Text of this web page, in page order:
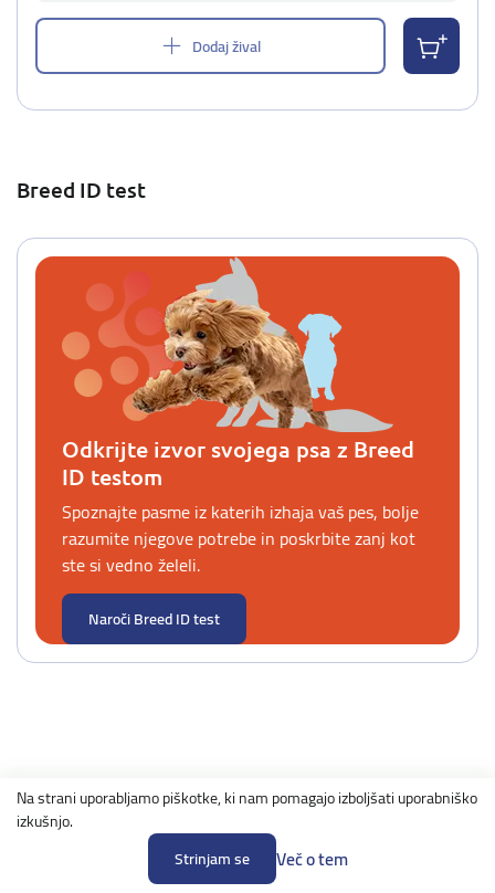
Na strani uporabljamo piškotke, ki nam pomagajo izboljšati uporabniško
izkušnjo.
Strinjam se
Več o tem
Dodaj žival
Breed ID test
Odkrijte izvor svojega psa z Breed
ID testom
Spoznajte pasme iz katerih izhaja vaš pes, bolje
razumite njegove potrebe in poskrbite zanj kot
ste si vedno želeli.
Naroči Breed ID test